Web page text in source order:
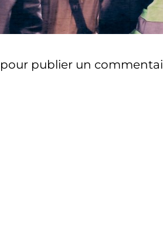
pour publier un